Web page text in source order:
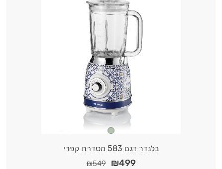
בלנדר דגם 583 מסדרת קפרי
₪499
₪549